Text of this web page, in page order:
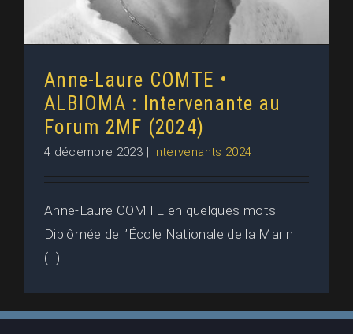
Anne-Laure COMTE •
ALBIOMA : Intervenante au
Forum 2MF (2024)
4 décembre 2023 Intervenants 2024
Anne-Laure COMTE en quelques mots :
Diplômée de l’École Nationale de la Marin
(...)